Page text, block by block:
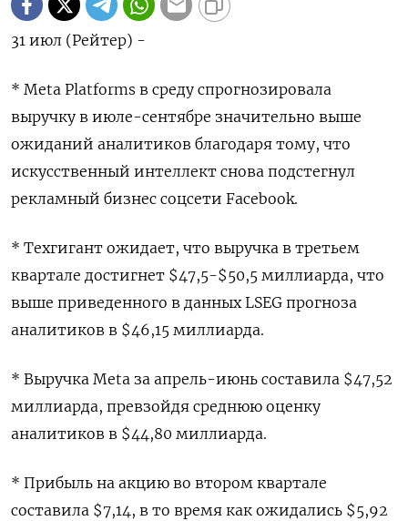
31 июл (Рейтер) -
* Meta Platforms в среду спрогнозировала
выручку в июле-сентябре значительно выше
ожиданий аналитиков благодаря тому, что
искусственный интеллект снова подстегнул
рекламный бизнес соцсети Facebook.
* Техгигант ожидает, что выручка в третьем
квартале достигнет $47,5-$50,5 миллиарда, что
выше приведенного в данных LSEG прогноза
аналитиков в $46,15 миллиарда.
* Выручка Meta за апрель-июнь составила $47,52
миллиарда, превзойдя среднюю оценку
аналитиков в $44,80 миллиарда.
* Прибыль на акцию во втором квартале
составила $7,14, в то время как ожидались $5,92